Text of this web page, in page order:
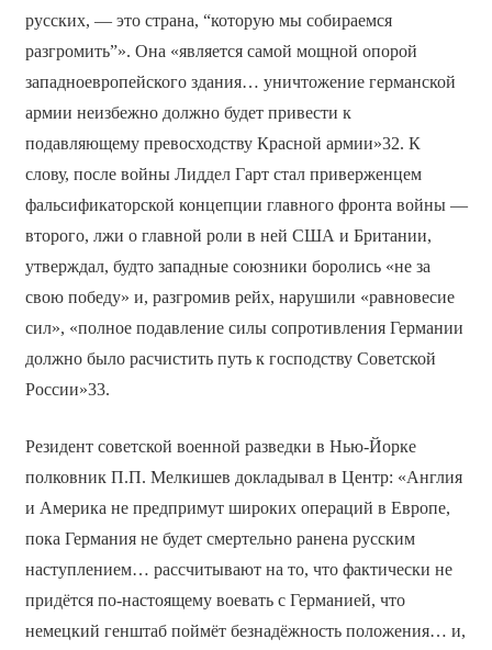
русских, — это страна, “которую мы собираемся
разгромить”». Она «является самой мощной опорой
западноевропейского здания… уничтожение германской
армии неизбежно должно будет привести к
подавляющему превосходству Красной армии»32. К
слову, после войны Лиддел Гарт стал приверженцем
фальсификаторской концепции главного фронта войны —
второго, лжи о главной роли в ней США и Британии,
утверждал, будто западные союзники боролись «не за
свою победу» и, разгромив рейх, нарушили «равновесие
сил», «полное подавление силы сопротивления Германии
должно было расчистить путь к господству Советской
России»33.
Резидент советской военной разведки в Нью-Йорке
полковник П.П. Мелкишев докладывал в Центр: «Англия
и Америка не предпримут широких операций в Европе,
пока Германия не будет смертельно ранена русским
наступлением… рассчитывают на то, что фактически не
придётся по-настоящему воевать с Германией, что
немецкий генштаб поймёт безнадёжность положения… и,